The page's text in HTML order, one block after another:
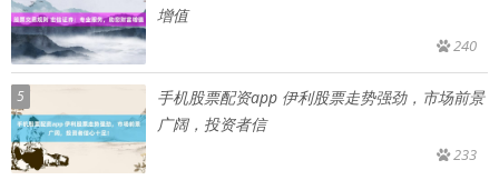
增值
240
5
手机股票配资app 伊利股票走势强劲，市场前景
广阔，投资者信
233